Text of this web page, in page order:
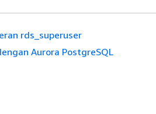
rds_superuser
Aurora PostgreSQL